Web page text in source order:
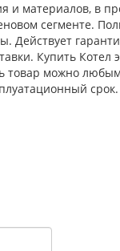
и материалов, в
сегменте.
Действует
Купить Котел
товар можно
срок.